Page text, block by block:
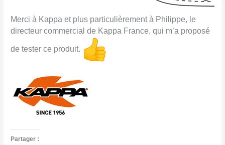
Merci à Kappa et plus particulièrement à Philippe, le
directeur commercial de Kappa France, qui m’a proposé
de tester ce produit.
Partager :